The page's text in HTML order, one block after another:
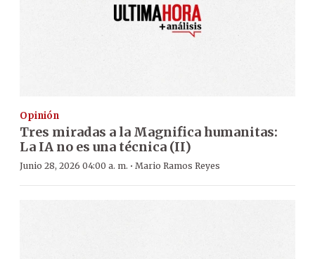
Opinión
Tres miradas a la Magnifica humanitas:
La IA no es una técnica (II)
Junio 28, 2026 04:00 a. m. · Mario Ramos Reyes